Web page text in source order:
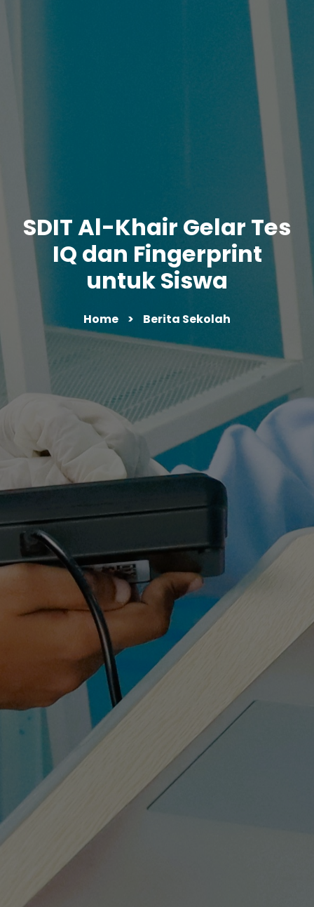
SDIT Al-Khair Gelar Tes
IQ dan Fingerprint
untuk Siswa
Home Berita Sekolah